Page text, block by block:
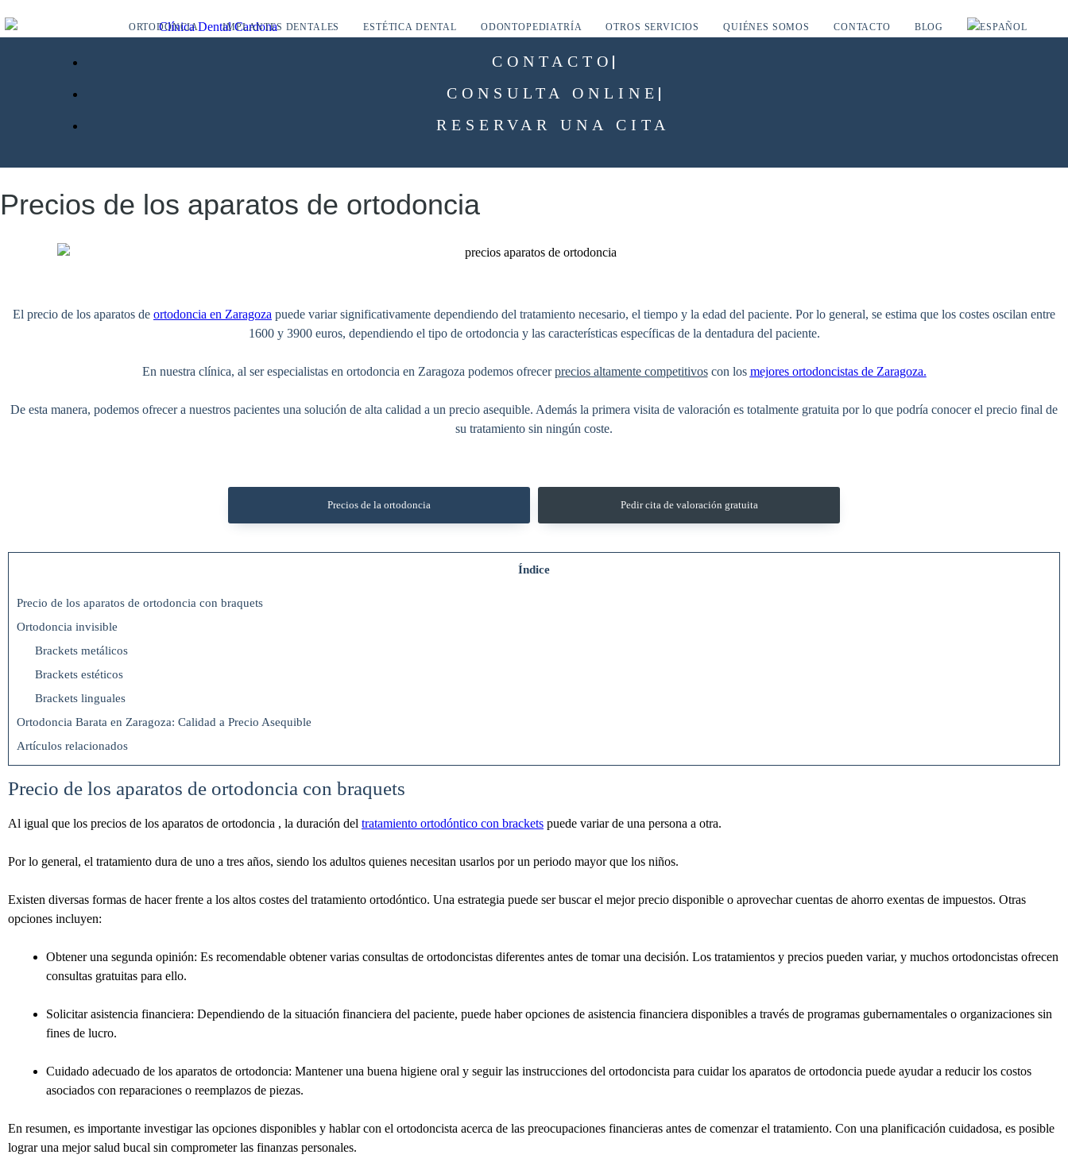
ORTODONCIA IMPLANTES DENTALES ESTÉTICA DENTAL ODONTOPEDIATRÍA OTROS SERVICIOS QUIÉNES SOMOS CONTACTO BLOG
CONTACTO
CONSULTA ONLINE
RESERVAR UNA CITA
Precios de los aparatos de ortodoncia
El precio de los aparatos de ortodoncia en Zaragoza puede variar significativamente dependiendo del tratamiento necesario, el tiempo y la edad del paciente. Por lo general, se estima que los costes oscilan entre
1600 y 3900 euros, dependiendo el tipo de ortodoncia y las características específicas de la dentadura del paciente.
En nuestra clínica, al ser especialistas en ortodoncia en Zaragoza podemos ofrecerprecios altamente competitivoscon los mejores ortodoncistas de Zaragoza.
De esta manera, podemos ofrecer a nuestros pacientes una solución de alta calidad a un precio asequible. Además la primera visita de valoración es totalmente gratuita por lo que podría conocer el precio final de
su tratamiento sin ningún coste.
Precios de la ortodoncia Pedir cita de valoración gratuita
Índice
Precio de los aparatos de ortodoncia con braquets
Ortodoncia invisible
Brackets metálicos
Brackets estéticos
Brackets linguales
Ortodoncia Barata en Zaragoza: Calidad a Precio Asequible
Artículos relacionados
Precio de los aparatos de ortodoncia con braquets
Al igual que los precios de los aparatos de ortodoncia , la duración del tratamiento ortodóntico con brackets puede variar de una persona a otra.
Por lo general, el tratamiento dura de uno a tres años, siendo los adultos quienes necesitan usarlos por un periodo mayor que los niños.
Existen diversas formas de hacer frente a los altos costes del tratamiento ortodóntico. Una estrategia puede ser buscar el mejor precio disponible o aprovechar cuentas de ahorro exentas de impuestos. Otras
opciones incluyen:
Obtener una segunda opinión: Es recomendable obtener varias consultas de ortodoncistas diferentes antes de tomar una decisión. Los tratamientos y precios pueden variar, y muchos ortodoncistas ofrecen
consultas gratuitas para ello.
Solicitar asistencia financiera: Dependiendo de la situación financiera del paciente, puede haber opciones de asistencia financiera disponibles a través de programas gubernamentales o organizaciones sin
fines de lucro.
Cuidado adecuado de los aparatos de ortodoncia: Mantener una buena higiene oral y seguir las instrucciones del ortodoncista para cuidar los aparatos de ortodoncia puede ayudar a reducir los costos
asociados con reparaciones o reemplazos de piezas.
En resumen, es importante investigar las opciones disponibles y hablar con el ortodoncista acerca de las preocupaciones financieras antes de comenzar el tratamiento. Con una planificación cuidadosa, es posible
lograr una mejor salud bucal sin comprometer las finanzas personales.